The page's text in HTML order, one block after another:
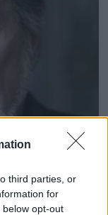
third parties, or
for
opt-out